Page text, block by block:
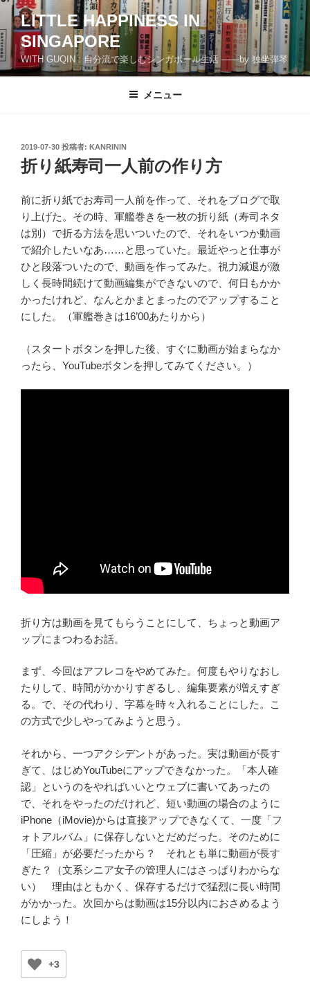
テ
ン
ツ
LITTLE HAPPINESS IN
SINGAPORE
WITH GUQIN : 自分流で楽しむシンガポール生活 ――by 独坐弾琴
メニュー
投
稿
日:
2019-07-30 投稿者: KANRININ
折り紙寿司一人前の作り方
前に折り紙でお寿司一人前を作って、それをブログで取
り上げた。その時、軍艦巻きを一枚の折り紙（寿司ネタ
は別）で折る方法を思いついたので、それをいつか動画
で紹介したいなあ……と思っていた。最近やっと仕事が
ひと段落ついたので、動画を作ってみた。視力減退が激
しく長時間続けて動画編集ができないので、何日もかか
かったけれど、なんとかまとまったのでアップすること
にした。（軍艦巻きは16’00あたりから）
（スタートボタンを押した後、すぐに動画が始まらなか
ったら、YouTubeボタンを押してみてください。）
折り方は動画を見てもらうことにして、ちょっと動画ア
ップにまつわるお話。
まず、今回はアフレコをやめてみた。何度もやりなおし
たりして、時間がかかりすぎるし、編集要素が増えすぎ
る。で、その代わり、字幕を時々入れることにした。こ
の方式で少しやってみようと思う。
それから、一つアクシデントがあった。実は動画が長す
ぎて、はじめYouTubeにアップできなかった。「本人確
認」というのをやればいいとウェブに書いてあったの
で、それをやったのだけれど、短い動画の場合のように
iPhone（iMovie)からは直接アップできなくて、一度「フ
ォトアルバム」に保存しないとだめだった。そのために
「圧縮」が必要だったから？ それとも単に動画が長す
ぎた？（文系シニア女子の管理人にはさっぱりわからな
い） 理由はともかく、保存するだけで猛烈に長い時間
がかかった。次回からは動画は15分以内におさめるよう
にしよう！
+3